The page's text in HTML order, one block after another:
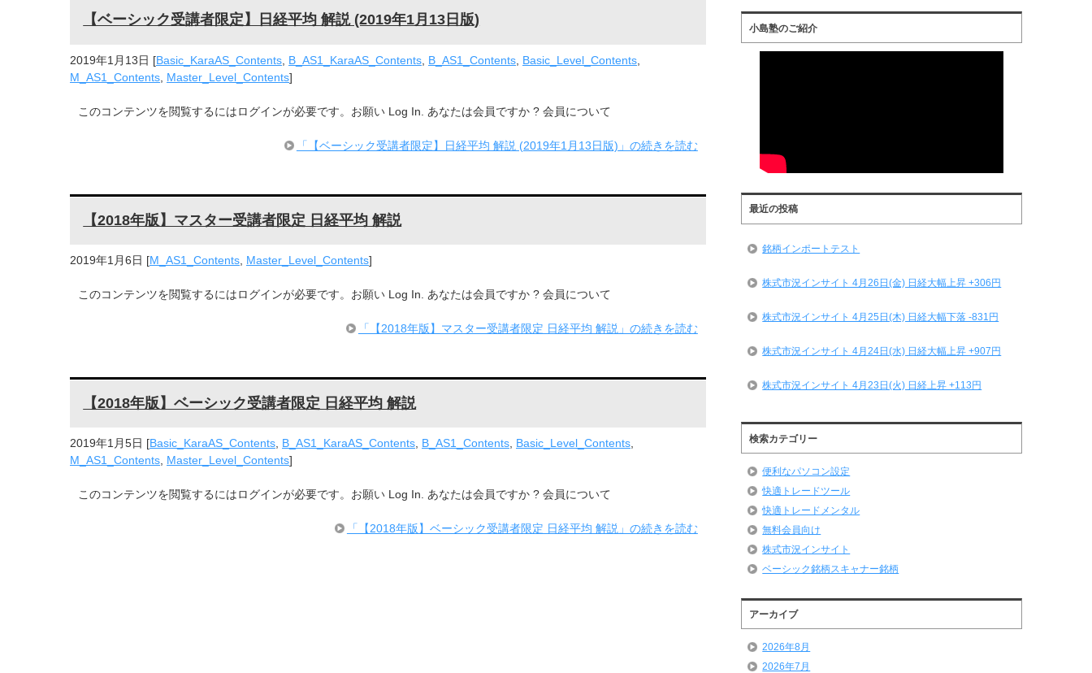
【ベーシック受講者限定】日経平均 解説 (2019年1月13日版)
2019年1月13日 [Basic_KaraAS_Contents B_AS1_KaraAS_Contents B_AS1_Contents Basic_Level_Contents
M_AS1_Contents Master_Level_Contents]
このコンテンツを閲覧するにはログインが必要です。お願い Log In. あなたは会員ですか ? 会員について
「【ベーシック受講者限定】日経平均 解説 (2019年1月13日版)」の続きを読む
【2018年版】マスター受講者限定 日経平均 解説
2019年1月6日 [M_AS1_Contents Master_Level_Contents]
このコンテンツを閲覧するにはログインが必要です。お願い Log In. あなたは会員ですか ? 会員について
「【2018年版】マスター受講者限定 日経平均 解説」の続きを読む
【2018年版】ベーシック受講者限定 日経平均 解説
2019年1月5日 [Basic_KaraAS_Contents, B_AS1_KaraAS_Contents, B_AS1_Contents, Basic_Level_Contents,
M_AS1_Contents, Master_Level_Contents]
このコンテンツを閲覧するにはログインが必要です。お願い Log In. あなたは会員ですか ? 会員について
「【2018年版】ベーシック受講者限定 日経平均 解説」の続きを読む
小島塾のご紹介
最近の投稿
銘柄インポートテスト
株式市況インサイト 4月26日(金) 日経大幅上昇 +306円
株式市況インサイト 4月25日(木) 日経大幅下落 -831円
株式市況インサイト 4月24日(水) 日経大幅上昇 +907円
株式市況インサイト 4月23日(火) 日経上昇 +113円
検索カテゴリー
便利なパソコン設定
快適トレードツール
快適トレードメンタル
無料会員向け
株式市況インサイト
ベーシック銘柄スキャナー銘柄
アーカイブ
2026年8月
2026年7月